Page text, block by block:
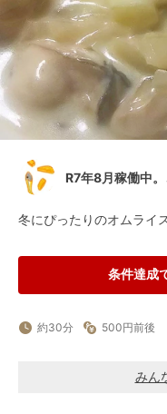
R7年8月稼働中
冬にぴったりのオムライ
条件達成
約30分 500円前後
みん